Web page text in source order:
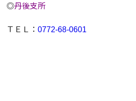
◎丹後支所
ＴＥＬ：0772-68-0601